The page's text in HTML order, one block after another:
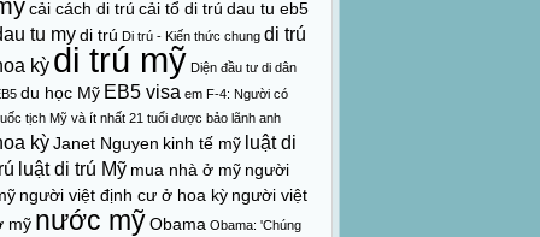
cải cách di trú cải tổ di trú dau tu eb5
tu mydi trú Di trú - Kiến thức chung di trú
kỳ di trú mỹ Diện đầu tư di dân
du học Mỹ EB5 visa em F-4: Người có
tịch Mỹ và ít nhất 21 tuổi được bảo lãnh anh
kỳJanet Nguyen kinh tế mỹ luật di
luật di trú Mỹ mua nhà ở mỹ người
người việt định cư ở hoa kỳ người việt
mỹ nước mỹObama Obama: 'Chúng